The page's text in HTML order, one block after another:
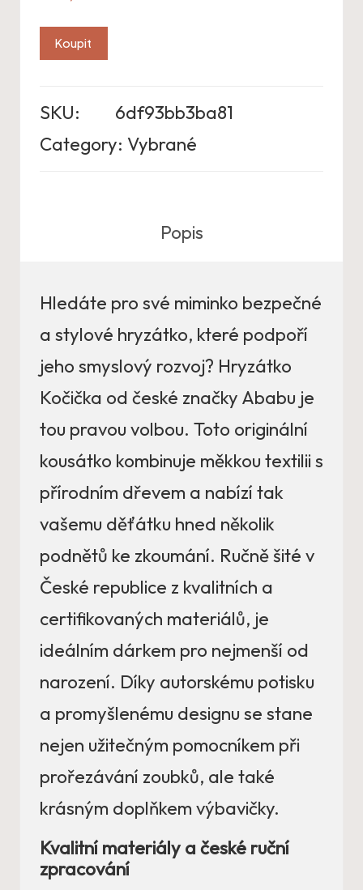
Koupit
SKU:
6df93bb3ba81
Category: Vybrané
Popis
Hledáte pro své miminko bezpečné
a stylové hryzátko, které podpoří
jeho smyslový rozvoj? Hryzátko
Kočička od české značky Ababu je
tou pravou volbou. Toto originální
kousátko kombinuje měkkou textilii s
přírodním dřevem a nabízí tak
vašemu děťátku hned několik
podnětů ke zkoumání. Ručně šité v
České republice z kvalitních a
certifikovaných materiálů, je
ideálním dárkem pro nejmenší od
narození. Díky autorskému potisku
a promyšlenému designu se stane
nejen užitečným pomocníkem při
prořezávání zoubků, ale také
krásným doplňkem výbavičky.
Kvalitní materiály a české ruční
zpracování